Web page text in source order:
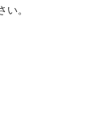
い。